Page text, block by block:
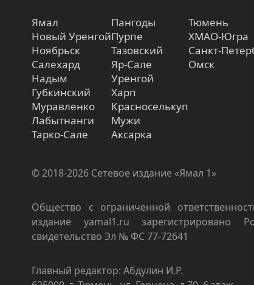
Ямал
Новый Уренгой
Ноябрьск
Салехард
Надым
Губкинский
Муравленко
Лабытнанги
Тарко-Сале
Пангоды
Пурпе
Тазовский
Яр-Сале
Уренгой
Харп
Красноселькуп
Мужи
Аксарка
Тюмень
ХМАО-Югра
Санкт-
Омск
© 2018-2026 Сетевое издание «Ямал 1»
Общество с ограниченной
издание yamal1.ru зарегистрировано
свидетельство Эл № ФС 77-72641
Главный редактор: Абдулин И.Р.